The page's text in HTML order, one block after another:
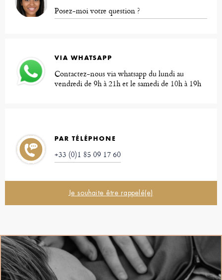
Posez-moi votre question ?
VIA WHATSAPP
Contactez-nous via whatsapp du lundi au
vendredi de 9h à 21h et le samedi de 10h à 19h
PAR TÉLÉPHONE
+33 (0)1 85 09 17 60
Je souhaite être rappelé(e)